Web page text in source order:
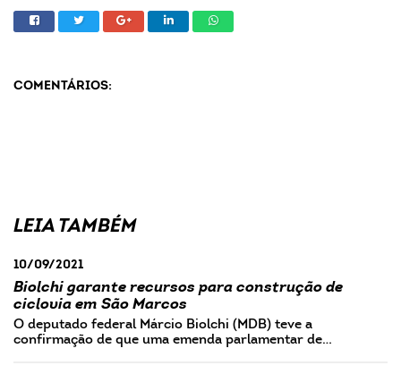
COMENTÁRIOS:
LEIA TAMBÉM
10/09/2021
Biolchi garante recursos para construção de
ciclovia em São Marcos
O deputado federal Márcio Biolchi (MDB) teve a
confirmação de que uma emenda parlamentar de…